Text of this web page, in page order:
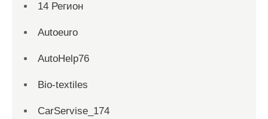
14 Регион
Autoeuro
AutoHelp76
Bio-textiles
CarServise_174